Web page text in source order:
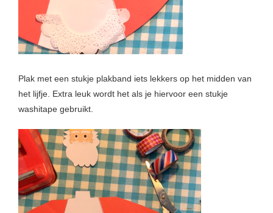
Plak met een stukje plakband iets lekkers op het midden van
het lijfje. Extra leuk wordt het als je hiervoor een stukje
washitape gebruikt.